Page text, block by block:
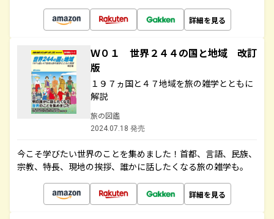
詳細を見る
Ｗ０１ 世界２４４の国と地域 改訂
版
１９７ヵ国と４７地域を旅の雑学とともに
解説
旅の図鑑
2024.07.18 発売
今こそ学びたい世界のことを集めました！首都、言語、民族、
宗教、特長、現地の挨拶、誰かに話したくなる旅の雑学も。
詳細を見る